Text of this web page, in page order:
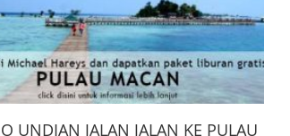
UNDIAN JALAN JALAN KE PULAU